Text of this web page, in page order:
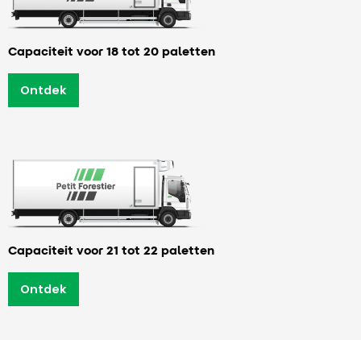
Capaciteit voor 18 tot 20 paletten
Ontdek
Capaciteit voor 21 tot 22 paletten
Ontdek